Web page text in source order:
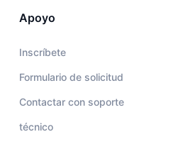
Apoyo
Inscríbete
Formulario de solicitud
Contactar con soporte
técnico